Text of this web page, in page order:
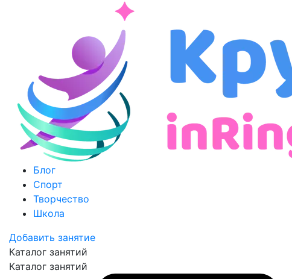
Блог
Спорт
Творчество
Школа
Добавить занятие
Каталог занятий
Каталог занятий